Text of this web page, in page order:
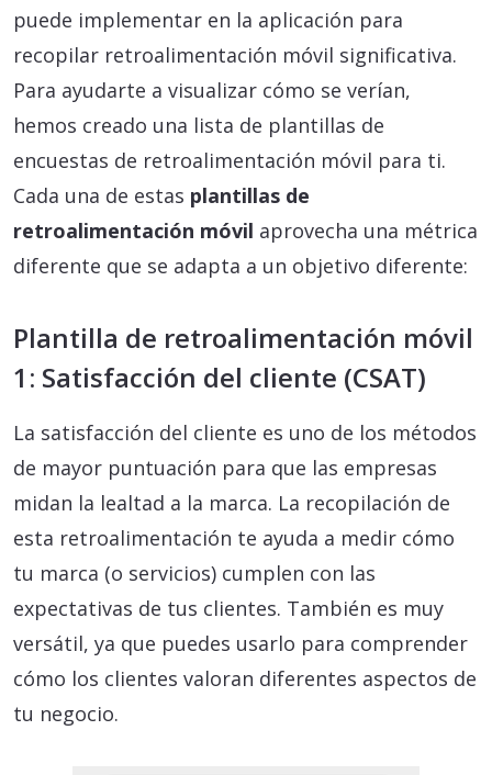
puede implementar en la aplicación para
recopilar retroalimentación móvil significativa.
Para ayudarte a visualizar cómo se verían,
hemos creado una lista de plantillas de
encuestas de retroalimentación móvil para ti.
Cada una de estas plantillas de
retroalimentación móvil aprovecha una métrica
diferente que se adapta a un objetivo diferente:
Plantilla de retroalimentación móvil
1: Satisfacción del cliente (CSAT)
La satisfacción del cliente es uno de los métodos
de mayor puntuación para que las empresas
midan la lealtad a la marca. La recopilación de
esta retroalimentación te ayuda a medir cómo
tu marca (o servicios) cumplen con las
expectativas de tus clientes. También es muy
versátil, ya que puedes usarlo para comprender
cómo los clientes valoran diferentes aspectos de
tu negocio.